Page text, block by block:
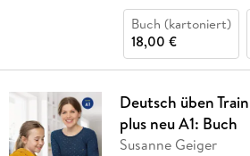
Buch (kartoniert)
18,00 €
Deutsch üben
plus neu A1: Buch
Susanne Geiger